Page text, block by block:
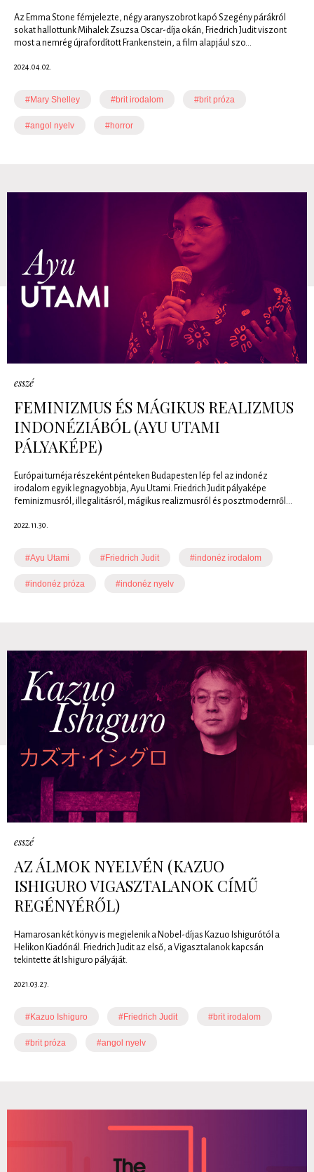
Az Emma Stone fémjelezte, négy aranyszobrot kapó Szegény párákról
sokat hallottunk Mihalek Zsuzsa Oscar-díja okán, Friedrich Judit viszont
most a nemrég újrafordított Frankenstein, a film alapjául szo...
2024.04.02.
#Mary Shelley #brit irodalom #brit próza
#angol nyelv #horror
esszé
FEMINIZMUS ÉS MÁGIKUS REALIZMUS
INDONÉZIÁBÓL (AYU UTAMI
PÁLYAKÉPE)
Európai turnéja részeként pénteken Budapesten lép fel az indonéz
irodalom egyik legnagyobbja, Ayu Utami. Friedrich Judit pályaképe
feminizmusról, illegalitásról, mágikus realizmusról és posztmodernről...
2022.11.30.
#Ayu Utami #Friedrich Judit #indonéz irodalom
#indonéz próza #indonéz nyelv
esszé
AZ ÁLMOK NYELVÉN (KAZUO
ISHIGURO VIGASZTALANOK CÍMŰ
REGÉNYÉRŐL)
Hamarosan két könyv is megjelenik a Nobel-díjas Kazuo Ishigurótól a
Helikon Kiadónál. Friedrich Judit az első, a Vigasztalanok kapcsán
tekintette át Ishiguro pályáját.
2021.03.27.
#Kazuo Ishiguro #Friedrich Judit #brit irodalom
#brit próza #angol nyelv